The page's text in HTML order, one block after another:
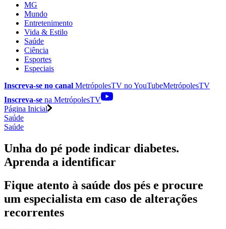
MG
Mundo
Entretenimento
Vida & Estilo
Saúde
Ciência
Esportes
Especiais
Inscreva-se no canal MetrópolesTV noYouTubeMetrópolesTV
Inscreva-se na MetrópolesTV
Página Inicial
Saúde
Saúde
Unha do pé pode indicar diabetes.
Aprenda a identificar
Fique atento à saúde dos pés e procure
um especialista em caso de alterações
recorrentes